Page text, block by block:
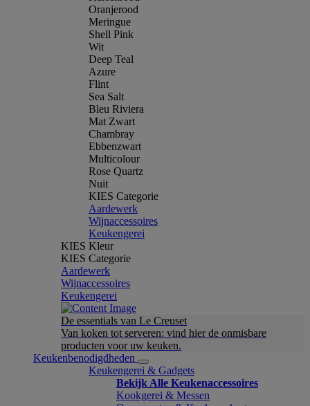
Oranjerood
Meringue
Shell Pink
Wit
Deep Teal
Azure
Flint
Sea Salt
Bleu Riviera
Mat Zwart
Chambray
Ebbenzwart
Multicolour
Rose Quartz
Nuit
KIES Categorie
Aardewerk
Wijnaccessoires
Keukengerei
KIES Kleur
KIES Categorie
Aardewerk
Wijnaccessoires
Keukengerei
De essentials van Le Creuset
Van koken tot serveren: vind hier de onmisbare
producten voor uw keuken.
Keukenbenodigdheden
Keukengerei & Gadgets
Bekijk Alle Keukenaccessoires
Kookgerei & Messen